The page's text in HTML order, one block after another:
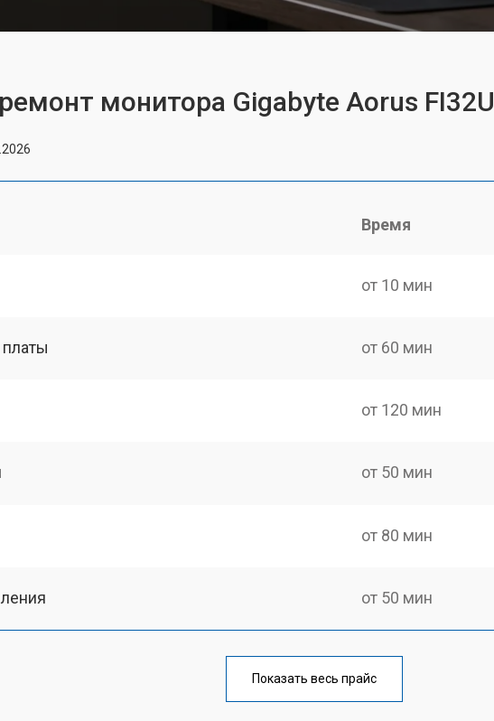
монитора Gigabyte Aorus FI32U
Время
от 10 мин
от 60 мин
от 120 мин
от 50 мин
от 80 мин
от 50 мин
от 80 мин
Показать весь прайс